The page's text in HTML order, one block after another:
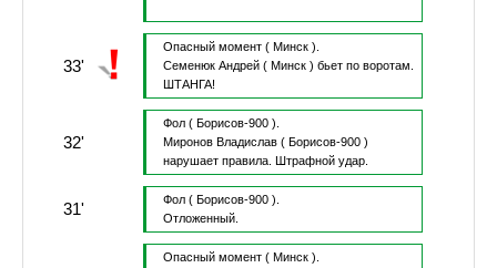
33'
Опасный момент ( Минск ).
Семенюк Андрей( Минск ) бьет по воротам.
ШТАНГА!
32'
Фол ( Борисов-900 ).
Миронов Владислав( Борисов-900 )
нарушает правила.
Штрафной удар.
31' Фол ( Борисов-900 ).
Отложенный.
Опасный момент ( Минск ).